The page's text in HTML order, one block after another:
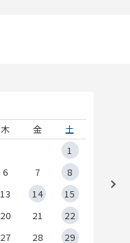
木 金
土
1
6 7
8
13 14
15
20 21
22
27 28
29